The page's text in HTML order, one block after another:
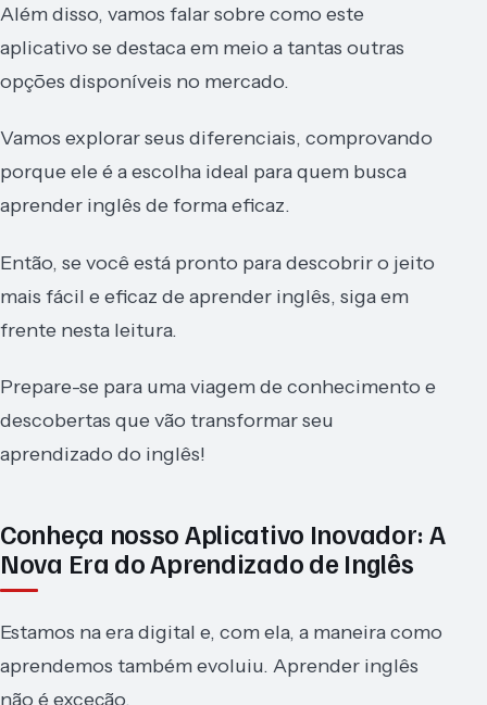
Além disso, vamos falar sobre como este
aplicativo se destaca em meio a tantas outras
opções disponíveis no mercado.
Vamos explorar seus diferenciais, comprovando
porque ele é a escolha ideal para quem busca
aprender inglês de forma eficaz.
Então, se você está pronto para descobrir o jeito
mais fácil e eficaz de aprender inglês, siga em
frente nesta leitura.
Prepare-se para uma viagem de conhecimento e
descobertas que vão transformar seu
aprendizado do inglês!
Conheça nosso Aplicativo Inovador: A
Nova Era do Aprendizado de Inglês
Estamos na era digital e, com ela, a maneira como
aprendemos também evoluiu. Aprender inglês
não é exceção.